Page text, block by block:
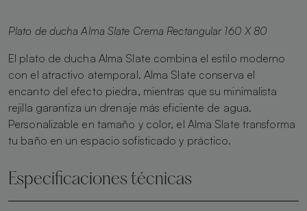
Plato de ducha Alma Slate Crema Rectangular 160 X 80
El plato de ducha Alma Slate combina el estilo moderno
con el atractivo atemporal. Alma Slate conserva el
encanto del efecto piedra, mientras que su minimalista
rejilla garantiza un drenaje más eficiente de agua.
Personalizable en tamaño y color, el Alma Slate transforma
tu baño en un espacio sofisticado y práctico.
Especificaciones técnicas